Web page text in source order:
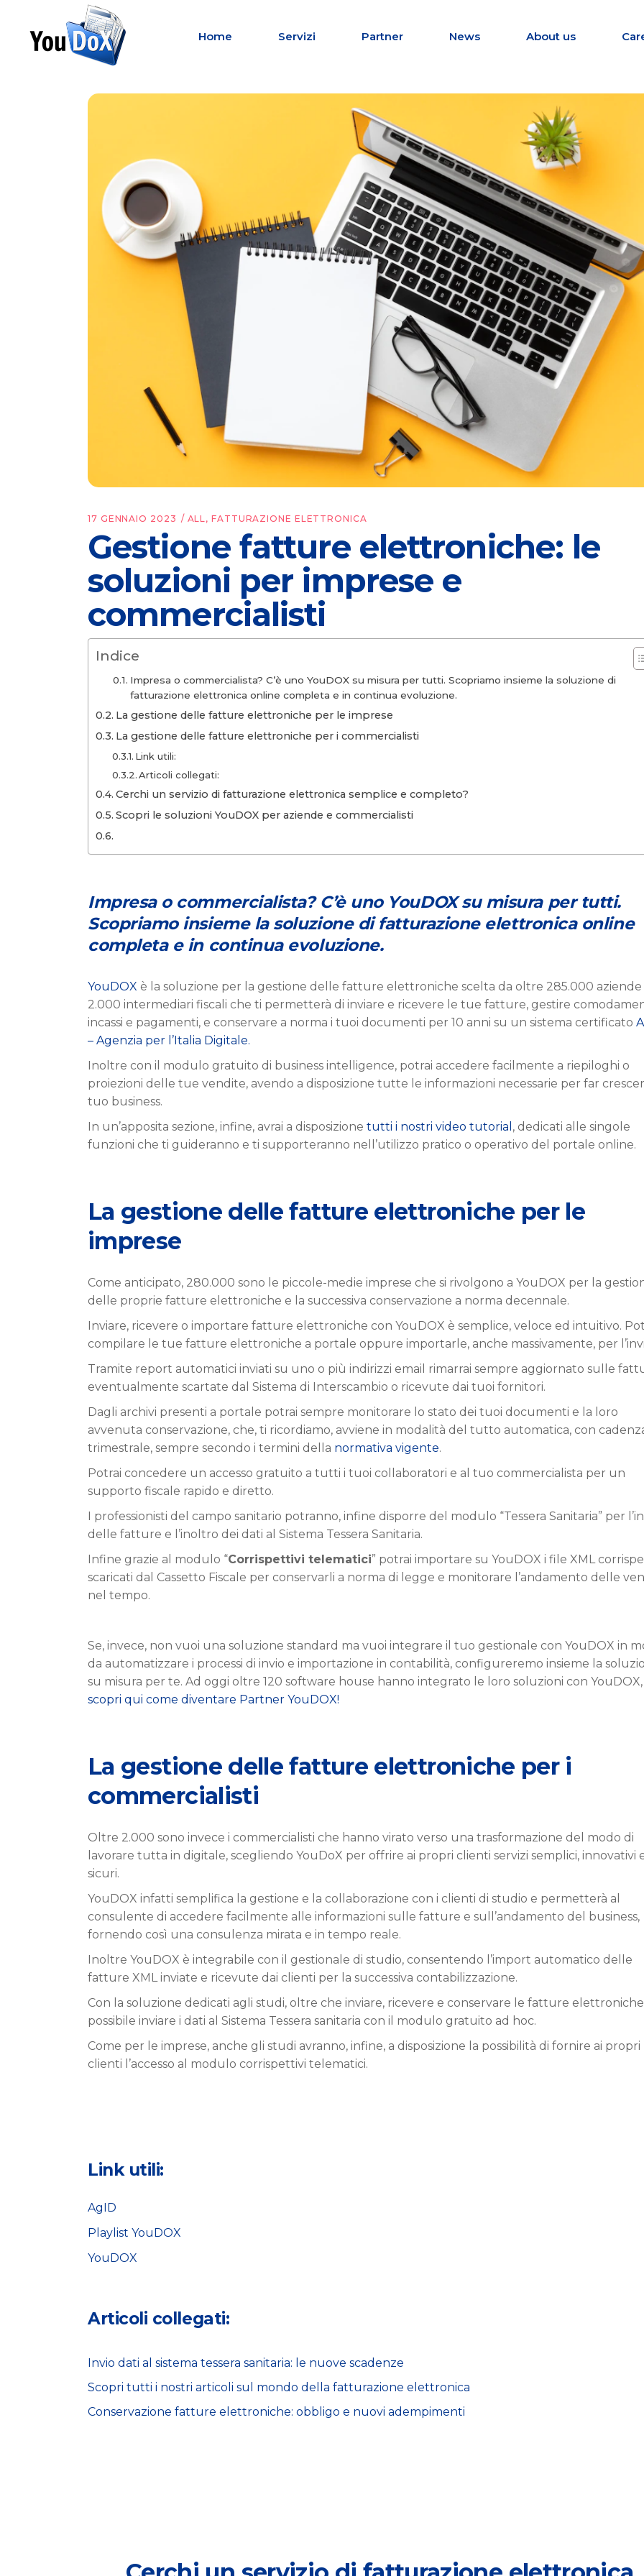
Home Servizi Partner News About us
17 GENNAIO 2023 ALL ,FATTURAZIONE ELETTRONICA
Gestione fatture elettroniche: le
soluzioni per imprese e
commercialisti
Indice
Impresa o commercialista? C’è uno YouDOX su misura per tutti. Scopriamo insieme la soluzione di
fatturazione elettronica online completa e in continua evoluzione.
La gestione delle fatture elettroniche per le imprese
La gestione delle fatture elettroniche per i commercialisti
Link utili:
Articoli collegati:
Cerchi un servizio di fatturazione elettronica semplice e completo?
Scopri le soluzioni YouDOX per aziende e commercialisti
Impresa o commercialista? C’è uno YouDOX su misura per tutti.
Scopriamo insieme la soluzione di fatturazione elettronica online
completa e in continua evoluzione.
YouDOX è la soluzione per la gestione delle fatture elettroniche scelta da oltre 285.000 aziende
2.000 intermediari fiscali che ti permetterà di inviare e ricevere le tue fatture, gestire
incassi e pagamenti, e conservare a norma i tuoi documenti per 10 anni su un sistema certificato
– Agenzia per l’Italia Digitale.
Inoltre con il modulo gratuito di business intelligence, potrai accedere facilmente a riepiloghi o
proiezioni delle tue vendite, avendo a disposizione tutte le informazioni necessarie per far
tuo business.
In un’apposita sezione, infine, avrai a disposizione tutti i nostri video tutorial , dedicati alle singole
funzioni che ti guideranno e ti supporteranno nell’utilizzo pratico o operativo del portale online.
La gestione delle fatture elettroniche per le
imprese
Come anticipato, 280.000 sono le piccole-medie imprese che si rivolgono a YouDOX per la
delle proprie fatture elettroniche e la successiva conservazione a norma decennale.
Inviare, ricevere o importare fatture elettroniche con YouDOX è semplice, veloce ed intuitivo.
compilare le tue fatture elettroniche a portale oppure importarle, anche massivamente, per
Tramite report automatici inviati su uno o più indirizzi email rimarrai sempre aggiornato sulle
eventualmente scartate dal Sistema di Interscambio o ricevute dai tuoi fornitori.
Dagli archivi presenti a portale potrai sempre monitorare lo stato dei tuoi documenti e la loro
avvenuta conservazione, che, ti ricordiamo, avviene in modalità del tutto automatica, con
trimestrale, sempre secondo i termini della normativa vigente.
Potrai concedere un accesso gratuito a tutti i tuoi collaboratori e al tuo commercialista per un
supporto fiscale rapido e diretto.
I professionisti del campo sanitario potranno, infine disporre del modulo “Tessera Sanitaria” per
delle fatture e l’inoltro dei dati al Sistema Tessera Sanitaria.
Infine grazie al modulo “Corrispettivi telematici” potrai importare su YouDOX i file XML
scaricati dal Cassetto Fiscale per conservarli a norma di legge e monitorare l’andamento delle
nel tempo.
Se, invece, non vuoi una soluzione standard ma vuoi integrare il tuo gestionale con YouDOX in
da automatizzare i processi di invio e importazione in contabilità, configureremo insieme la
su misura per te. Ad oggi oltre 120 software house hanno integrato le loro soluzioni con YouDOX,
scopri qui come diventare Partner YouDOX!
La gestione delle fatture elettroniche per i
commercialisti
Oltre 2.000 sono invece i commercialisti che hanno virato verso una trasformazione del modo di
lavorare tutta in digitale, scegliendo YouDoX per offrire ai propri clienti servizi semplici, innovativi
sicuri.
YouDOX infatti semplifica la gestione e la collaborazione con i clienti di studio e permetterà al
consulente di accedere facilmente alle informazioni sulle fatture e sull’andamento del business,
fornendo così una consulenza mirata e in tempo reale.
Inoltre YouDOX è integrabile con il gestionale di studio, consentendo l’import automatico delle
fatture XML inviate e ricevute dai clienti per la successiva contabilizzazione.
Con la soluzione dedicati agli studi, oltre che inviare, ricevere e conservare le fatture
possibile inviare i dati al Sistema Tessera sanitaria con il modulo gratuito ad hoc.
Come per le imprese, anche gli studi avranno, infine, a disposizione la possibilità di fornire ai propri
clienti l’accesso al modulo corrispettivi telematici.
Link utili:
AgID
Playlist YouDOX
YouDOX
Articoli collegati:
Invio dati al sistema tessera sanitaria: le nuove scadenze
Scopri tutti i nostri articoli sul mondo della fatturazione elettronica
Conservazione fatture elettroniche: obbligo e nuovi adempimenti